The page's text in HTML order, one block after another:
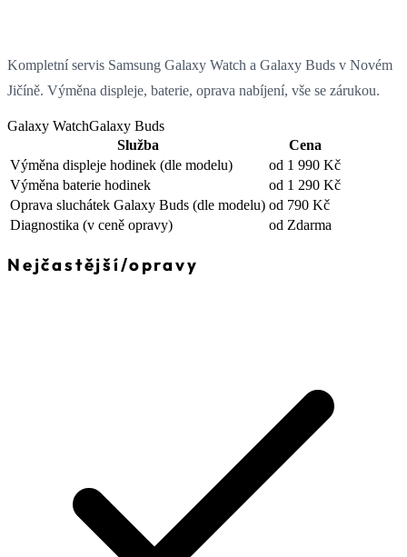
Kompletní servis Samsung Galaxy Watch a Galaxy Buds v Novém
Jičíně. Výměna displeje, baterie, oprava nabíjení, vše se zárukou.
Galaxy WatchGalaxy Buds
Služba
Cena
Výměna displeje hodinek (dle modelu)
od 1 990 Kč
Výměna baterie hodinek
od 1 290 Kč
Oprava sluchátek Galaxy Buds (dle modelu) od 790 Kč
Diagnostika (v ceně opravy) od Zdarma
Nejčastější/opravy